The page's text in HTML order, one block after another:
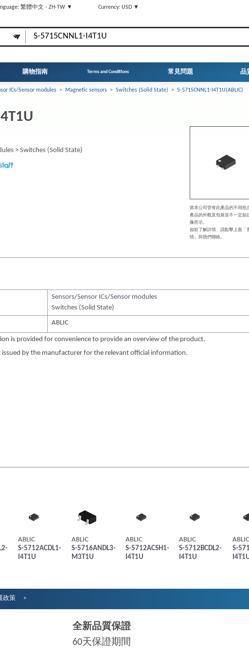
繁體中文 - ZH-TW ▼ Currency: USD ▼
購物指南 Terms and Conditions 常見問題 品
ICs/Sensor modules > Magnetic sensors > Switches (Solid State) > S-5715CNNL1-I4T1U(ABLIC)
> Switches (Solid State)
當本公司管有此產品的不同批
產品的外觀及包裝並不一定如
像所示。
如欲了解詳情、請點擊上面「
情」與我們聯絡。
Sensors/Sensor ICs/Sensor modules
Switches (Solid State)
ABLIC
is provided for convenience to provide an overview of the product.
issued by the manufacturer for the relevant official information.
ABLIC
S-5712ACDL1-
I4T1U
ABLIC
S-5716ANDL3-
M3T1U
ABLIC
S-5712ACSH1-
I4T1U
ABLIC
S-5712BCDL2-
I4T1U
ABLIC
S-
政策
全新品質保證
60天保證期間